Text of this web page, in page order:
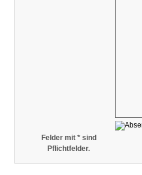
Felder mit * sind
Pflichtfelder.